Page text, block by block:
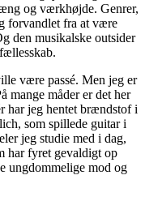
og værkhøjde. Genrer,
forvandlet fra at være
den musikalske outsider
være passé. Men jeg er
mange måder er det her
har jeg hentet brændstof i
som spillede guitar i
jeg studie med i dag,
har fyret gevaldigt op
ungdommelige mod og